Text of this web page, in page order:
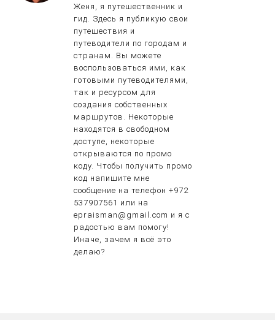
Женя, я путешественник и
гид. Здесь я публикую свои
путешествия и
путеводители по городам и
странам. Вы можете
воспользоваться ими, как
готовыми путеводителями,
так и ресурсом для
создания собственных
маршрутов. Некоторые
находятся в свободном
доступе, некоторые
открываются по промо
коду. Чтобы получить промо
код напишите мне
сообщение на телефон +972
537907561 или на
epraisman@gmail.com и я с
радостью вам помогу!
Иначе, зачем я всё это
делаю?